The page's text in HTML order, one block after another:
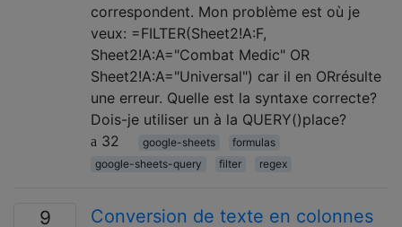
correspondent. Mon problème est où je
veux: =FILTER(Sheet2!A:F,
Sheet2!A:A="Combat Medic" OR
Sheet2!A:A="Universal") car il en ORrésulte
une erreur. Quelle est la syntaxe correcte?
Dois-je utiliser un à la QUERY()place?
32
google-sheets
formulas
google-sheets-query
filter regex
9
Conversion de texte en colonnes